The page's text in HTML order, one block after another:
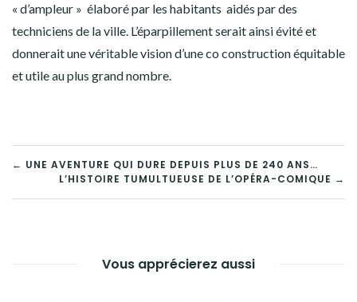
« d’ampleur » élaboré par les habitants aidés par des
techniciens de la ville. L’éparpillement serait ainsi évité et
donnerait une véritable vision d’une co construction équitable
et utile au plus grand nombre.
NAVIGATION
DE
← UNE AVENTURE QUI DURE DEPUIS PLUS DE 240 ANS…
L’HISTOIRE TUMULTUEUSE DE L’OPÉRA-COMIQUE →
Vous apprécierez aussi